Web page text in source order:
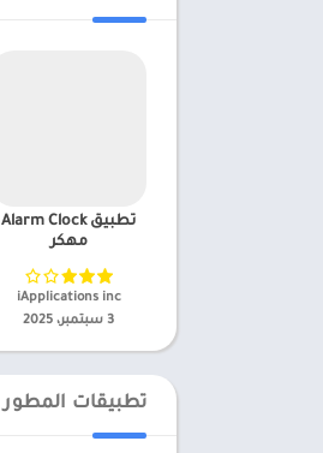
تطبيق Alarm Clock
مهكر
iApplications inc‏
3 سبتمبر، 2025
تطبيقات المطور